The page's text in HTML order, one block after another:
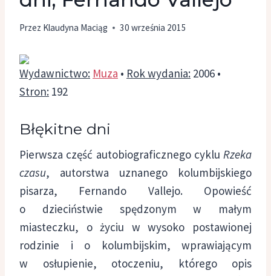
Przez Klaudyna Maciąg 30 września 2015
Wydawnictwo: Muza • Rok wydania: 2006 •
Stron: 192
Błękitne dni
Pierwsza część autobiograficznego cyklu Rzeka
czasu, autorstwa uznanego kolumbijskiego
pisarza, Fernando Vallejo. Opowieść
o dzieciństwie spędzonym w małym
miasteczku, o życiu w wysoko postawionej
rodzinie i o kolumbijskim, wprawiającym
w osłupienie, otoczeniu, którego opis